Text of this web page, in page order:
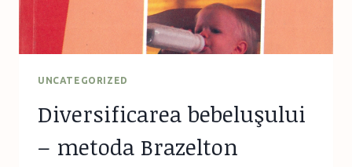
UNCATEGORIZED
Diversificarea bebeluşului
– metoda Brazelton